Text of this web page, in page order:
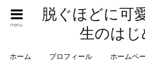
脱ぐほどに可
生のはじ
menu
ホーム プロフィール ホームペ